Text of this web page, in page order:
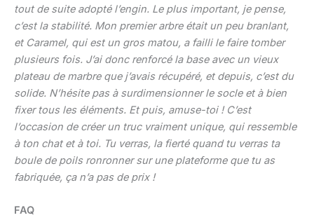
tout de suite adopté l’engin. Le plus important, je pense,
c’est la stabilité. Mon premier arbre était un peu branlant,
et Caramel, qui est un gros matou, a failli le faire tomber
plusieurs fois. J’ai donc renforcé la base avec un vieux
plateau de marbre que j’avais récupéré, et depuis, c’est du
solide. N’hésite pas à surdimensionner le socle et à bien
fixer tous les éléments. Et puis, amuse-toi ! C’est
l’occasion de créer un truc vraiment unique, qui ressemble
à ton chat et à toi. Tu verras, la fierté quand tu verras ta
boule de poils ronronner sur une plateforme que tu as
fabriquée, ça n’a pas de prix !
FAQ